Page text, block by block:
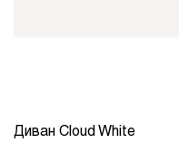
КОЛИЧЕСТВО 1
Диван Cloud White